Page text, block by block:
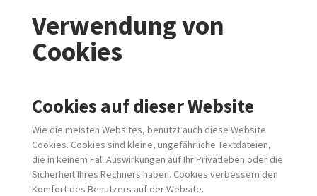
Verwendung von
Cookies
Cookies auf dieser Website
Wie die meisten Websites, benutzt auch diese Website
Cookies. Cookies sind kleine, ungefährliche Textdateien,
die in keinem Fall Auswirkungen auf Ihr Privatleben oder die
Sicherheit Ihres Rechners haben. Cookies verbessern den
Komfort des Benutzers auf der Website.